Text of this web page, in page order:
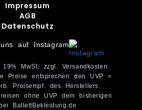
Impressum
AGB
Datenschutz
auf Instagram
MwSt. zzgl. Versandkosten.
Preise entsprechen den UVP =
Preisempf. des Herstellers.
ohne UVP dem bisherigen
BallettBekleidung.de